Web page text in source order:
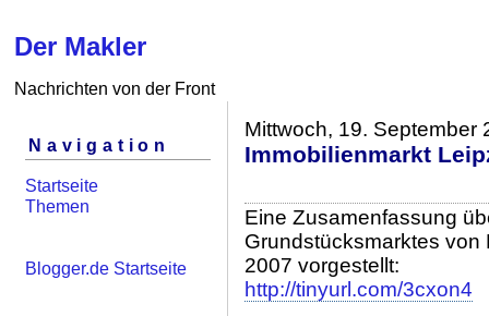
Der Makler
Nachrichten von der Front
Navigation
Startseite
Themen
Blogger.de Startseite
Mittwoch, 19. September
Immobilienmarkt
Eine Zusamenfassung
Grundstücksmarktes von
2007 vorgestellt:
http://tinyurl.com/3cxon4